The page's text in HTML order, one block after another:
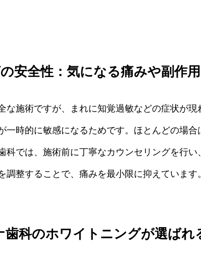
安全性：気になる痛みや副作
な施術ですが、まれに知覚過敏などの症状が現
一時的に敏感になるためです。ほとんどの場
科では、施術前に丁寧なカウンセリングを行い
整することで、痛みを最小限に抑えています。
歯科のホワイトニングが選ばれ